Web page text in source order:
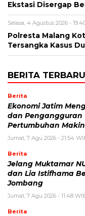
Ekstasi Disergap
Selasa, 4 Agustus 2026 -
Polresta Malang
Tersangka Kasus
BERITA TERBARU
Berita
Ekonomi Jatim
dan Pengangguran
Pertumbuhan
Jumat, 7 Agu 2026 - 21:54
Berita
Jelang Muktamar
dan Lia Istifhama
Jombang
Jumat, 7 Agu 2026 - 11:48
Berita